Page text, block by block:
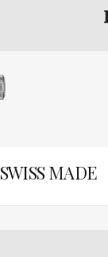
SWISS MADE